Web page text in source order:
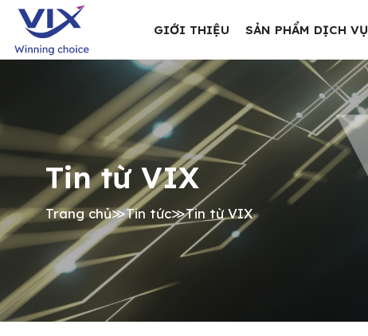
GIỚI THIỆU SẢN PHẨM DỊCH VỤ
Tin từ VIX
Trang chủ≫Tin tức≫Tin từ VIX